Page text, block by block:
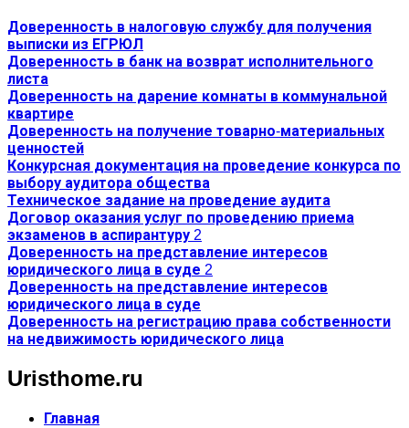
Доверенность в налоговую службу для получения
выписки из ЕГРЮЛ
Доверенность в банк на возврат исполнительного
листа
Доверенность на дарение комнаты в коммунальной
квартире
Доверенность на получение товарно-материальных
ценностей
Конкурсная документация на проведение конкурса по
выбору аудитора общества
Техническое задание на проведение аудита
Договор оказания услуг по проведению приема
экзаменов в аспирантуру 2
Доверенность на представление интересов
юридического лица в суде 2
Доверенность на представление интересов
юридического лица в суде
Доверенность на регистрацию права собственности
на недвижимость юридического лица
Uristhome.ru
Главная